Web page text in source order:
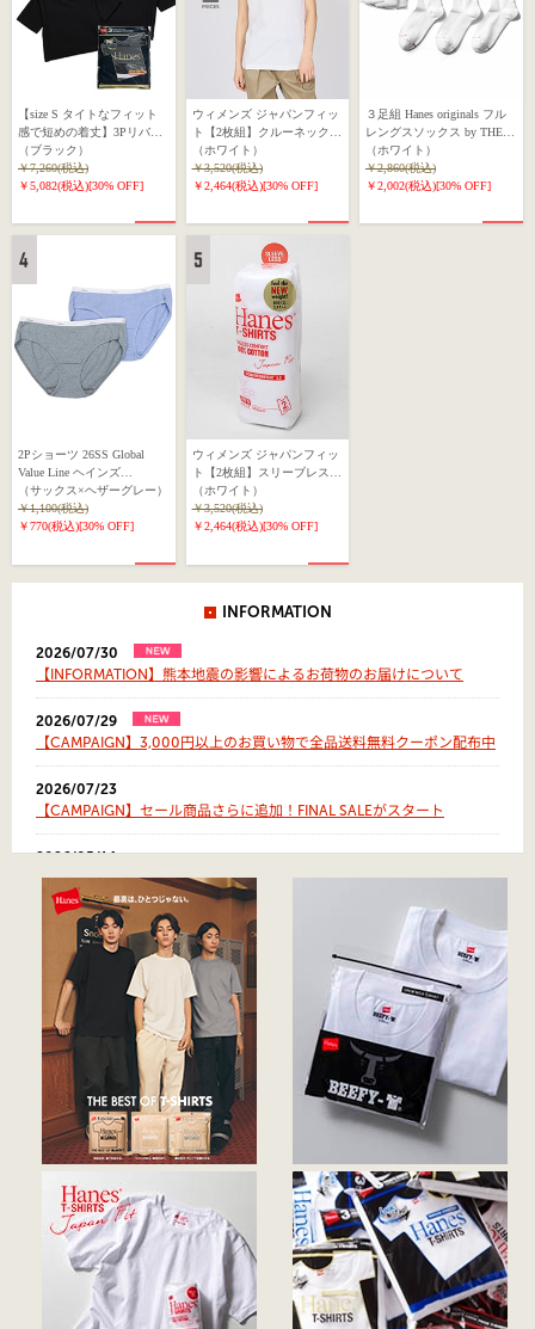
【size S タイトなフィット
感で短めの着丈】3Pリバー
シブルクルーネックTシャツ
by THE DODO JEAN 26SS
ヘインズ(HW1-D702)
（ブラック）
￥7,260(税込)
￥5,082(税込)[30% OFF]
ウィメンズ ジャパンフィッ
ト【2枚組】クルーネックT
シャツ 5.3oz 26SS Japan Fit
for HER ヘインズ(HW5310)
（ホワイト）
￥3,520(税込)
￥2,464(税込)[30% OFF]
３足組 Hanes originals フル
レングスソックス by THE
DODO JEAN 26SS ヘインズ
(HWSCD102)
（ホワイト）
￥2,860(税込)
￥2,002(税込)[30% OFF]
2Pショーツ 26SS Global
Value Line ヘインズ
（HW6EX702)
（サックス×ヘザーグレー）
￥1,100(税込)
￥770(税込)[30% OFF]
ウィメンズ ジャパンフィッ
ト【2枚組】スリーブレスT
シャツ 5.3oz 26SS Japan Fit
for HER ヘインズ(HW5317)
（ホワイト）
￥3,520(税込)
￥2,464(税込)[30% OFF]
INFORMATION
2026/07/30
【INFORMATION】熊本地震の影響によるお荷物のお届けについて
2026/07/29
【CAMPAIGN】3,000円以上のお買い物で全品送料無料クーポン配布中
2026/07/23
【CAMPAIGN】セール商品さらに追加！FINAL SALEがスタート
2026/05/14
【再入荷】スタイリスト・百々千晴氏とのコラボレーション商品一部入
2026/04/29
【NEW ARRIVAL】4月29日(水)11:00頃より発売開始 Hanes×GDC コラ
ボレーションモデル
2026/04/10
【NEW ARRIVAL】カジュアル＆アクセサリー debut！
2026/03/27
【NEW ARRIVAL】3月27日(金)10:00より発売開始 スタイリスト・百々
千晴氏とのコラボレーション第二弾
2026/03/23
【NEW ARRIVAL】3月24日(火)より発売開始 Hanes x vaultroom コラボ
レーションモデル
2026/03/05
【NEW ARRIVAL】PEANUTS×ビーフィー